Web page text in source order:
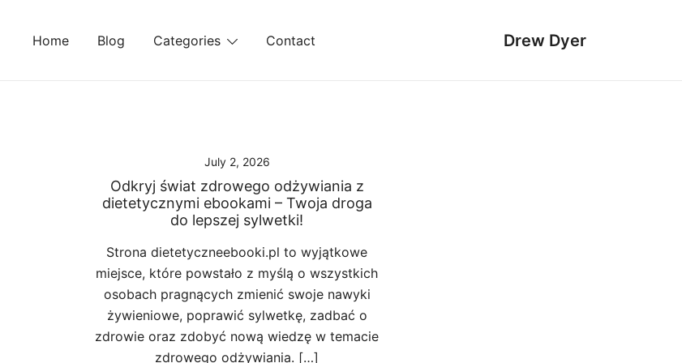
Home Blog Categories Contact Drew Dyer
July 2, 2026
Odkryj świat zdrowego odżywiania z
dietetycznymi ebookami – Twoja droga
do lepszej sylwetki!
Strona dietetyczneebooki.pl to wyjątkowe
miejsce, które powstało z myślą o wszystkich
osobach pragnących zmienić swoje nawyki
żywieniowe, poprawić sylwetkę, zadbać o
zdrowie oraz zdobyć nową wiedzę w temacie
zdrowego odżywiania. […]